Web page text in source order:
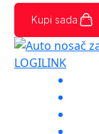
Kupi sada